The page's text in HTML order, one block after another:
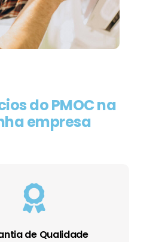
do PMOC na
empresa
de Qualidade